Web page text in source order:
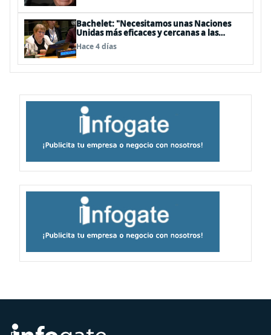
Bachelet: "Necesitamos unas Naciones
Unidas más eficaces y cercanas a las
personas"
Hace 4 días